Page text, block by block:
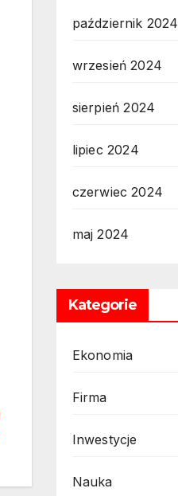
październik 2024
wrzesień 2024
sierpień 2024
lipiec 2024
czerwiec 2024
maj 2024
Kategorie
Ekonomia
Firma
Inwestycje
Nauka